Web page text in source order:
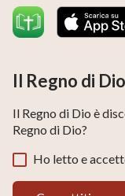
Il Regno di
Il Regno di Dio è
Regno di Dio?
Ho letto e